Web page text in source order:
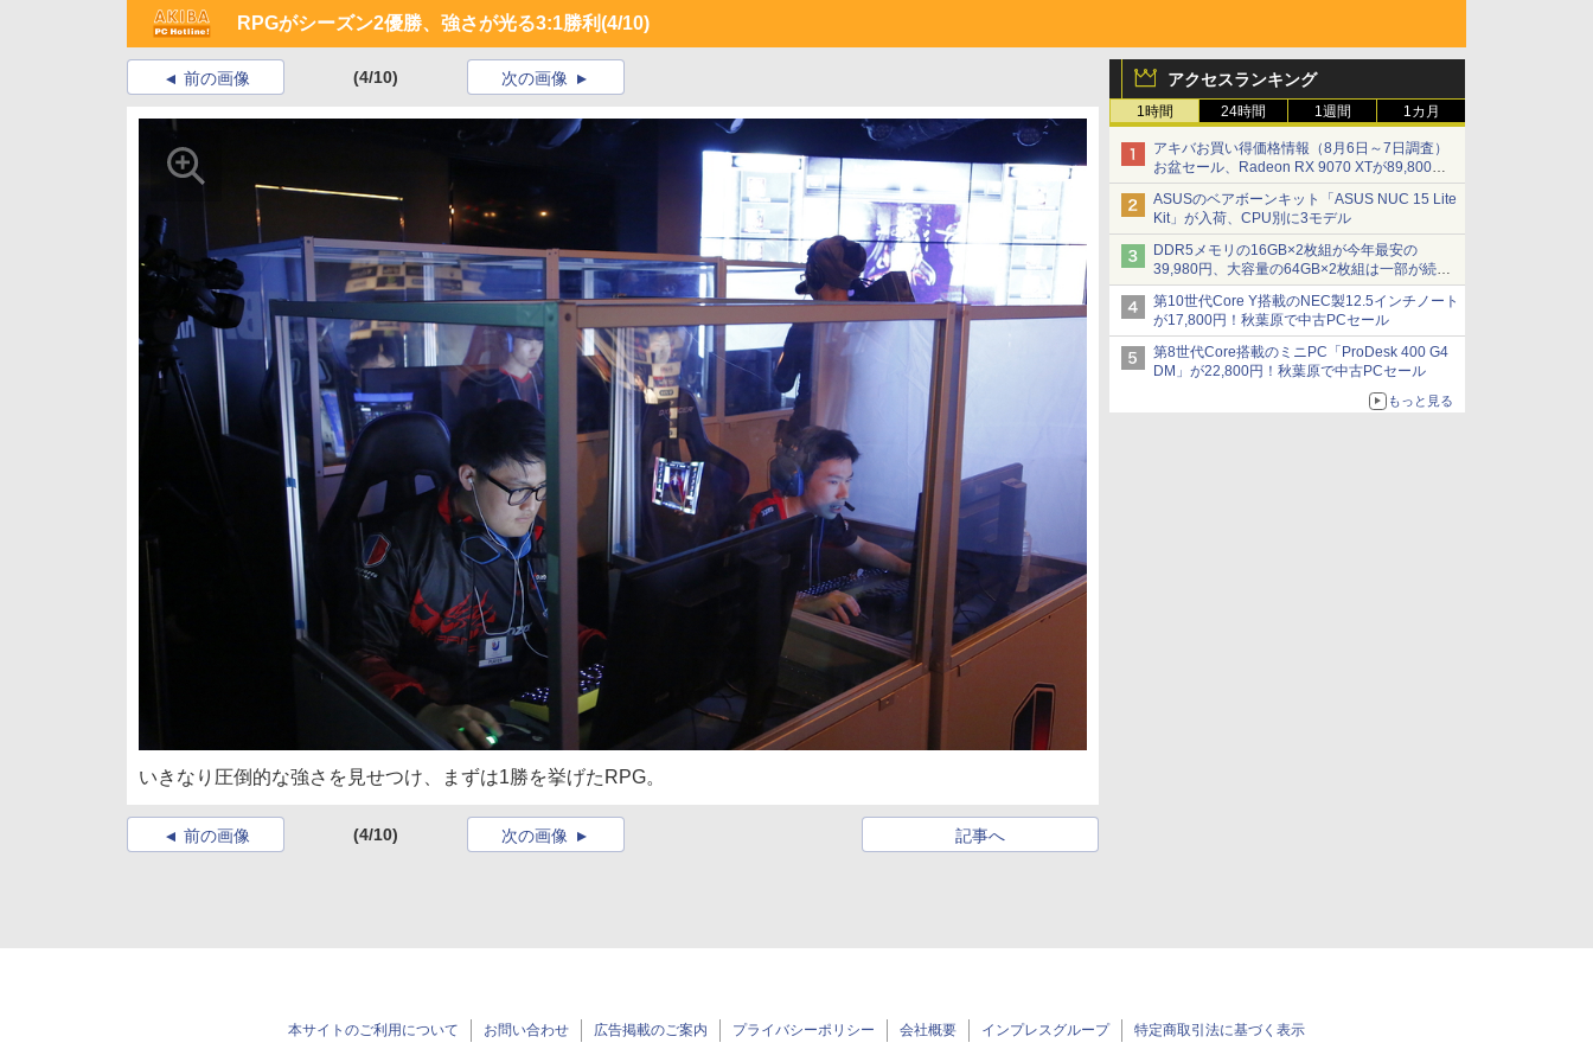
RPGがシーズン2優勝、強さが光る3:1勝利(4/10)
アクセスランキング
1時間 24時間 1週間 1カ月
アキバお買い得価格情報（8月6日～7日調査）
お盆セール、Radeon RX 9070 XTが89,800
円、水平周波数24.8kHz対応の17型モニターが
9,801円、暑さ指数連動セール ほか
ASUSのベアボーンキット「ASUS NUC 15 Lite
Kit」が入荷、CPU別に3モデル
DDR5メモリの16GB×2枚組が今年最安の
39,980円、大容量の64GB×2枚組は一部が続騰
[8月前半のメモリ価格]
第10世代Core Y搭載のNEC製12.5インチノート
が17,800円！秋葉原で中古PCセール
第8世代Core搭載のミニPC「ProDesk 400 G4
DM」が22,800円！秋葉原で中古PCセール
もっと見る
前の画像 (4/10) 次の画像
いきなり圧倒的な強さを見せつけ、まずは1勝を挙げたRPG。
前の画像 (4/10) 記事へ
次の画像
本サイトのご利用について お問い合わせ 広告掲載のご案内 プライバシーポリシー 会社概要 インプレスグループ 特定商取引法に基づく表示